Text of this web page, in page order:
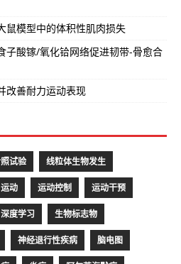
鼠模型中的体积性肌肉损失
子酸镓/氧化铪网络促进韧带-骨愈合
改善耐力运动表现
试验 线粒体生物发生
运动 运动控制 运动干预
深度学习 生物标志物
神经退行性疾病 脑电图